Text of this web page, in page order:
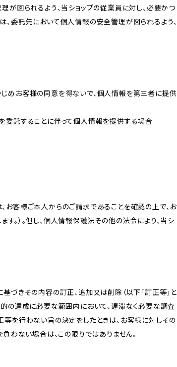
が図られるよう、当ショップの従業員に対し、必要かつ
委託先において個人情報の安全管理が図られるよう、
めお客様の同意を得ないで、個人情報を第三者に提供
委託することに伴って個人情報を提供する場合
お客様ご本人からのご請求であることを確認の上で、お
。）。但し、個人情報保護法その他の法令により、当シ
づきその内容の訂正、追加又は削除（以下「訂正等」と
の達成に必要な範囲内において、遅滞なく必要な調査
等を行わない旨の決定をしたときは、お客様に対しその
わない場合は、この限りではありません。